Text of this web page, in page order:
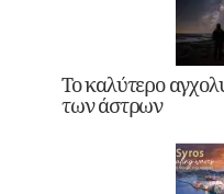
Το καλύτερο
των άστρων